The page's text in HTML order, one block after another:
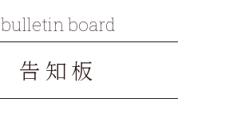
bulletin board
告知板